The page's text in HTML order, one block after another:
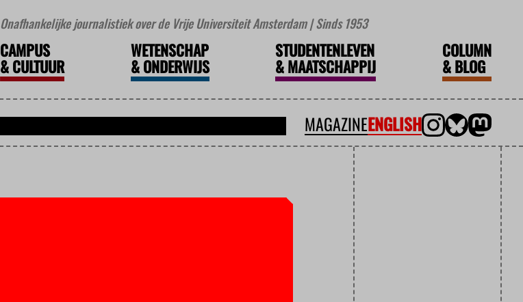
Onafhankelijke journalistiek over de Vrije Universiteit Amsterdam | Sinds 1953
CAMPUS
&CULTUUR
WETENSCHAP
&ONDERWIJS
STUDENTENLEVEN
&MAATSCHAPPIJ
COLUMN
&BLOG
MAGAZINEENGLISH